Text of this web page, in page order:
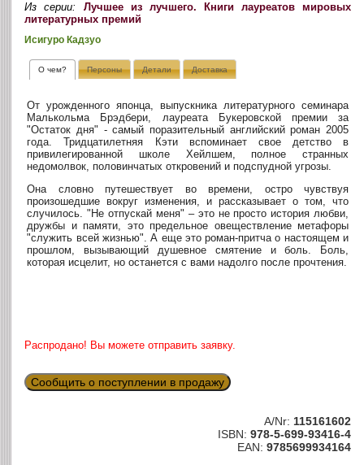
Из серии: Лучшее из лучшего. Книги лауреатов мировых
литературных премий
Исигуро Кадзуо
О чем? Персоны Детали Доставка
От урожденного японца, выпускника литературного семинара
Малькольма Брэдбери, лауреата Букеровской премии за
"Остаток дня" - самый поразительный английский роман 2005
года. Тридцатилетняя Кэти вспоминает свое детство в
привилегированной школе Хейлшем, полное странных
недомолвок, половинчатых откровений и подспудной угрозы.
Она словно путешествует во времени, остро чувствуя
произошедшие вокруг изменения, и рассказывает о том, что
случилось. "Не отпускай меня" – это не просто история любви,
дружбы и памяти, это предельное овеществление метафоры
"служить всей жизнью". А еще это роман-притча о настоящем и
прошлом, вызывающий душевное смятение и боль. Боль,
которая исцелит, но останется с вами надолго после прочтения.
Распродано! Вы можете отправить заявку.
Сообщить о поступлении в продажу
A/Nr: 115161602
ISBN: 978-5-699-93416-4
EAN: 9785699934164